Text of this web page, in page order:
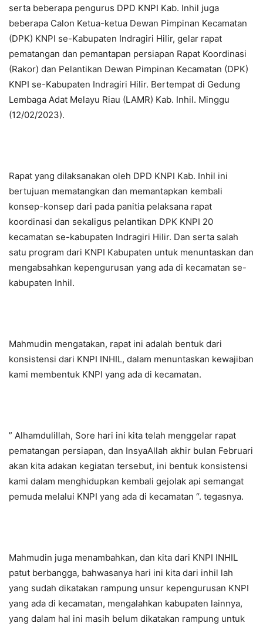
serta beberapa pengurus DPD KNPI Kab. Inhil juga
beberapa Calon Ketua-ketua Dewan Pimpinan Kecamatan
(DPK) KNPI se-Kabupaten Indragiri Hilir, gelar rapat
pematangan dan pemantapan persiapan Rapat Koordinasi
(Rakor) dan Pelantikan Dewan Pimpinan Kecamatan (DPK)
KNPI se-Kabupaten Indragiri Hilir. Bertempat di Gedung
Lembaga Adat Melayu Riau (LAMR) Kab. Inhil. Minggu
(12/02/2023).
Rapat yang dilaksanakan oleh DPD KNPI Kab. Inhil ini
bertujuan mematangkan dan memantapkan kembali
konsep-konsep dari pada panitia pelaksana rapat
koordinasi dan sekaligus pelantikan DPK KNPI 20
kecamatan se-kabupaten Indragiri Hilir. Dan serta salah
satu program dari KNPI Kabupaten untuk menuntaskan dan
mengabsahkan kepengurusan yang ada di kecamatan se-
kabupaten Inhil.
Mahmudin mengatakan, rapat ini adalah bentuk dari
konsistensi dari KNPI INHIL, dalam menuntaskan kewajiban
kami membentuk KNPI yang ada di kecamatan.
” Alhamdulillah, Sore hari ini kita telah menggelar rapat
pematangan persiapan, dan InsyaAllah akhir bulan Februari
akan kita adakan kegiatan tersebut, ini bentuk konsistensi
kami dalam menghidupkan kembali gejolak api semangat
pemuda melalui KNPI yang ada di kecamatan “. tegasnya.
Mahmudin juga menambahkan, dan kita dari KNPI INHIL
patut berbangga, bahwasanya hari ini kita dari inhil lah
yang sudah dikatakan rampung unsur kepengurusan KNPI
yang ada di kecamatan, mengalahkan kabupaten lainnya,
yang dalam hal ini masih belum dikatakan rampung untuk